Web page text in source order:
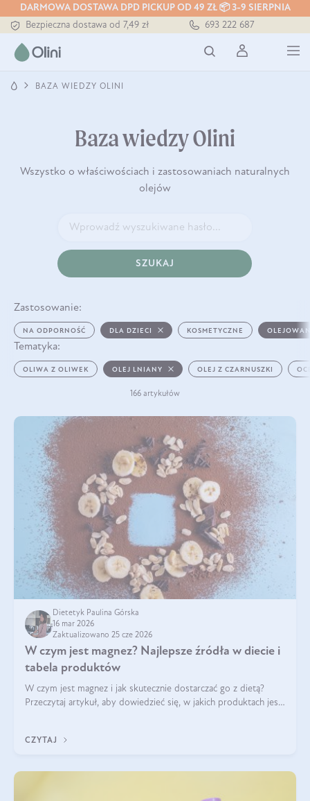
DARMOWA DOSTAWA DPD PICKUP OD 49 ZŁ 📦 3-9 SIERPNIA
Bezpieczna dostawa od 7,49 zł
Darmowa dostawa od 199 zł
693 222 687
BAZA WIEDZY OLINI
Baza wiedzy Olini
Wszystko o właściwościach i zastosowaniach naturalnych
olejów
SZUKAJ
Zastosowanie:
NA ODPORNOŚĆ DLA DZIECI KOSMETYCZNE
Tematyka:
OLIWA Z OLIWEK OLEJ LNIANY OLEJ Z CZARNUSZKI
166 artykułów
Dietetyk Paulina Górska
16 mar 2026
Zaktualizowano 25 cze 2026
W czym jest magnez? Najlepsze źródła w diecie i
tabela produktów
W czym jest magnez i jak skutecznie dostarczać go z dietą?
Przeczytaj artykuł, aby dowiedzieć się, w jakich produktach jest
CZYTAJ